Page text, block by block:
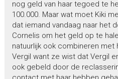
nog geld van haar tegoed te
100.000. Maar wat moet Kiki
dat iemand vandaag naar het
Cornelis om het geld op te
natuurlijk ook combineren met
Vergil want ze wist dat Vergil
ook gebeld door de